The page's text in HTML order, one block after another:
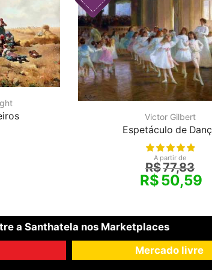
Victor Gilbert
Espetáculo de
A partir de
R$77,83
R$50,59
a Santhatela nos Marketplaces
Mercado livre